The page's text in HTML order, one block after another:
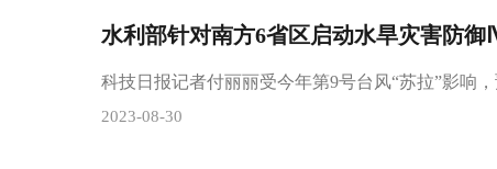
水利部针对南方6省区启动水旱灾害防
科技日报记者付丽丽受今年第9号台风“苏拉”影响
2023-08-30